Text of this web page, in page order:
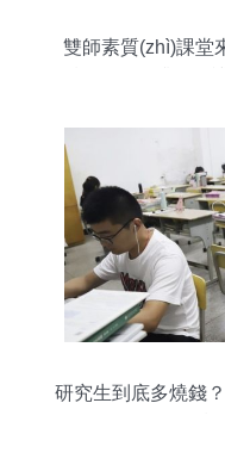
雙師素質(zhì)課堂
研究生到底多燒錢